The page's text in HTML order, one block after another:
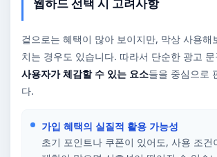
겉으로는 혜택이 많아 보이지만, 막상 사용해
치는 경우도 있습니다. 따라서 단순한 광고
사용자가 체감할 수 있는 요소들을 중심으로
다.
가입 혜택의 실질적 활용 가능성
초기 포인트나 쿠폰이 있어도, 사용 조건